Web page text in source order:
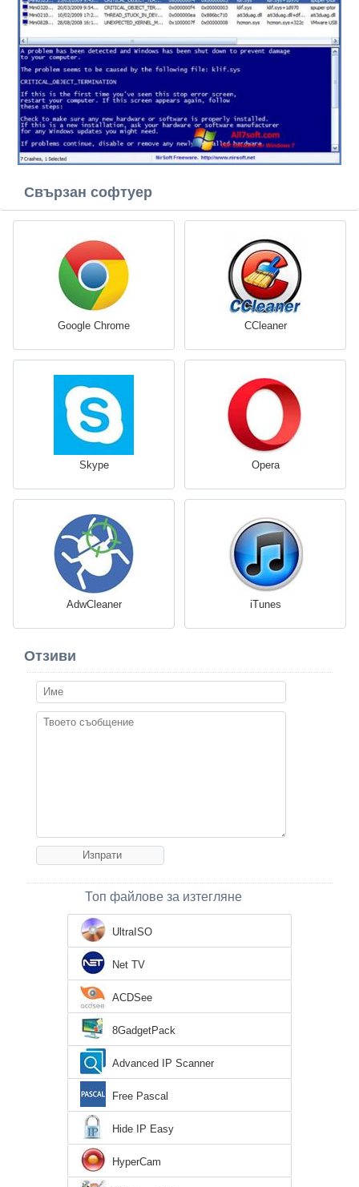
Свързан софтуер
Google Chrome CCleaner
Skype Opera
AdwCleaner iTunes
Отзиви
Топ файлове за изтегляне
UltraISO
Net TV
ACDSee
8GadgetPack
Advanced IP Scanner
Free Pascal
Hide IP Easy
HyperCam